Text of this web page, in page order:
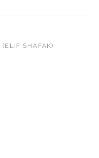
(ELIF SHAFAK)